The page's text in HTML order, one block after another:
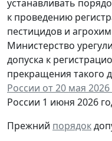
устанавливать
к проведению
пестицидов и
Министерство
допуска к
прекращения такого
России от 20 мая
России 1 июня 2026
Прежний порядок